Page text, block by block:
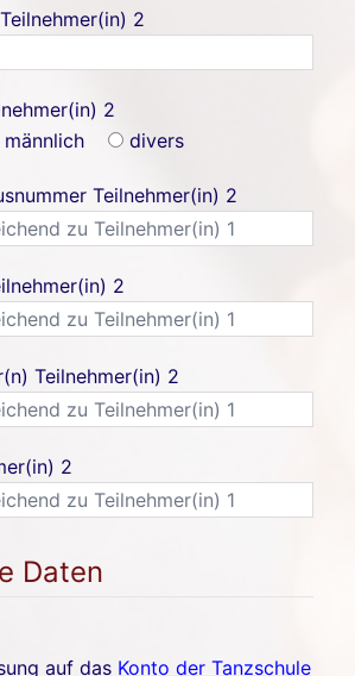
2
2
männlich divers
Teilnehmer(in) 2
2
Teilnehmer(in) 2
2
Daten
auf das Konto der Tanzschule